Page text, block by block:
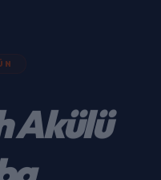
Akülü